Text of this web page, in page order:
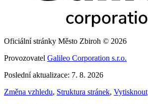
Oficiální stránky Město Zbiroh © 2026
Provozovatel Galileo Corporation s.r.o.
Poslední aktualizace: 7. 8. 2026
Změna vzhledu, Struktura stránek, Vytisknout